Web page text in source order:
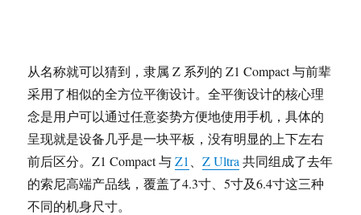
从名称就可以猜到，隶属 Z 系列的 Z1 Compact 与前辈
采用了相似的全方位平衡设计。全平衡设计的核心理
念是用户可以通过任意姿势方便地使用手机，具体的
呈现就是设备几乎是一块平板，没有明显的上下左右
前后区分。Z1 Compact 与Z1 、Z Ultra 共同组成了去年
的索尼高端产品线，覆盖了4.3寸、5寸及6.4寸这三种
不同的机身尺寸。